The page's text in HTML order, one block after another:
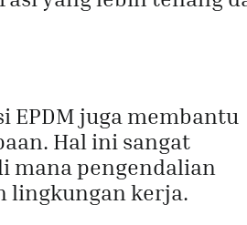
EPDM juga membantu
Hal ini sangat
mana pengendalian
lingkungan kerja.